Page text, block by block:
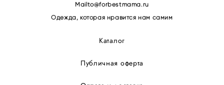
Mailto@forbestmama.ru
Одежда, которая нравится нам самим
Каталог
Публичная оферта